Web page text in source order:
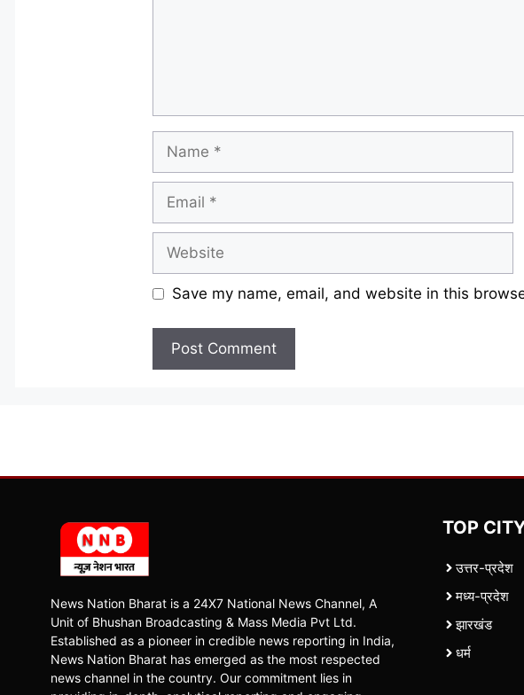
Name
Email
Website
Save my name, email, and website in this
News Nation Bharat is a 24X7 National News Channel, A
Unit of Bhushan Broadcasting & Mass Media Pvt Ltd.
Established as a pioneer in credible news reporting in India,
News Nation Bharat has emerged as the most respected
news channel in the country. Our commitment lies in
TOP
उत्तर-प्रदेश
मध्य-प्रदेश
झारखंड
धर्म